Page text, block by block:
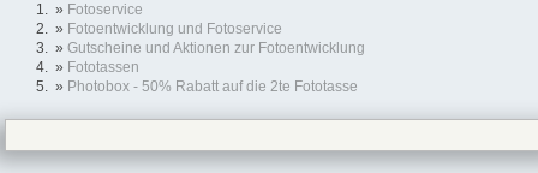
» Fotoservice
» Fotoentwicklung und Fotoservice
» Gutscheine und Aktionen zur Fotoentwicklung
» Fototassen
» Photobox - 50% Rabatt auf die 2te Fototasse